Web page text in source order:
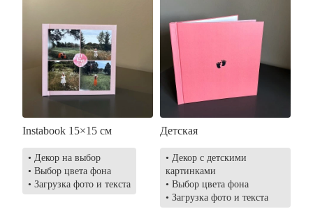
Instabook 15×15 см
• Декор на выбор
• Выбор цвета фона
• Загрузка фото и текста
Детская
• Декор с детскими
картинками
• Выбор цвета фона
• Загрузка фото и текста